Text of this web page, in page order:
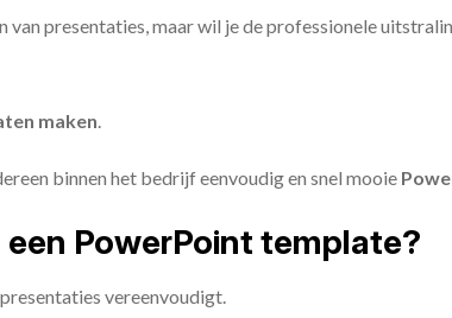
presentaties, maar wil je de professionele
maken.
binnen het bedrijf eenvoudig en snel mooie
PowerPoint template?
vereenvoudigt.